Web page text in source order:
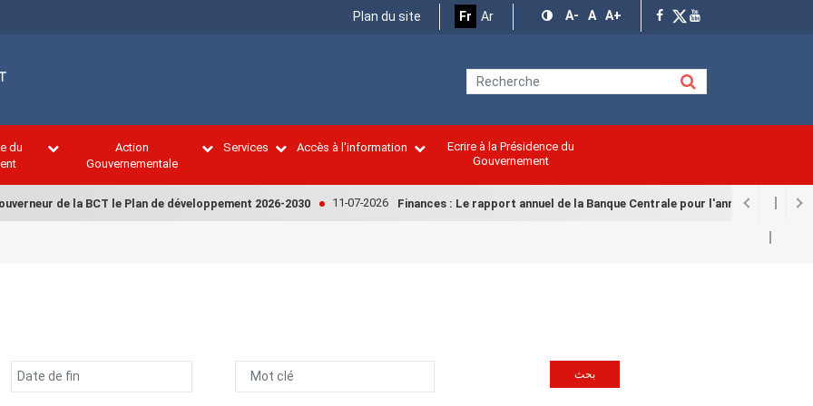
A- A A+
Fr Ar
Menu
Plan du site
du
Action
Gouvernementale
Services Accès à l'information
Ecrire à la Présidence du
Gouvernement
de la BCT le Plan de développement 2026-2030 11-07-2026 Finances : Le rapport annuel de la Banque Centrale pour l'année 2025 remis à la